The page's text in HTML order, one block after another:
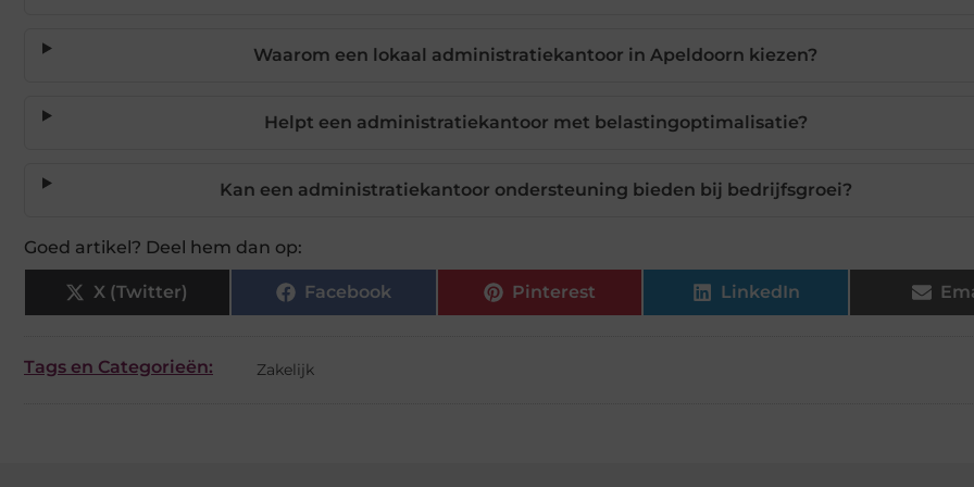
Waarom een lokaal administratiekantoor in Apeldoorn kiezen?
Helpt een administratiekantoor met belastingoptimalisatie?
Kan een administratiekantoor ondersteuning bieden bij bedrijfsgroei?
Goed artikel? Deel hem dan op:
X (Twitter) Facebook Pinterest LinkedIn
Tags en Categorieën: Zakelijk